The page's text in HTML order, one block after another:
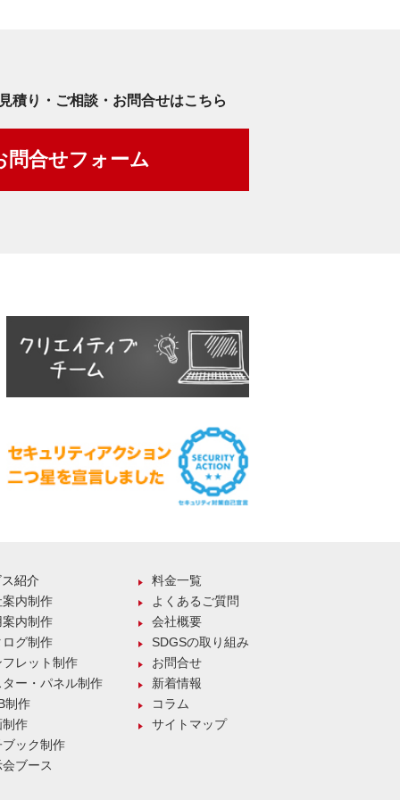
積り・ご相談・お問合せはこちら
問合せフォーム
紹介
内制作
内制作
グ制作
レット制作
ー・パネル制作
制作
作
ック制作
ブース
料金一覧
よくあるご質問
会社概要
SDGSの取り組み
お問合せ
新着情報
コラム
サイトマップ